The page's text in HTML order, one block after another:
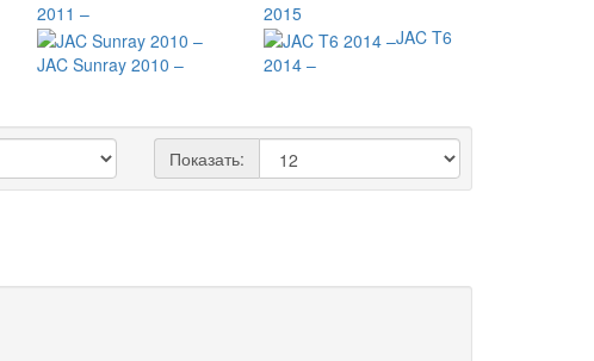
2011 –
2015
JAC Sunray 2010 –
JAC T6
2014 –
Показать: